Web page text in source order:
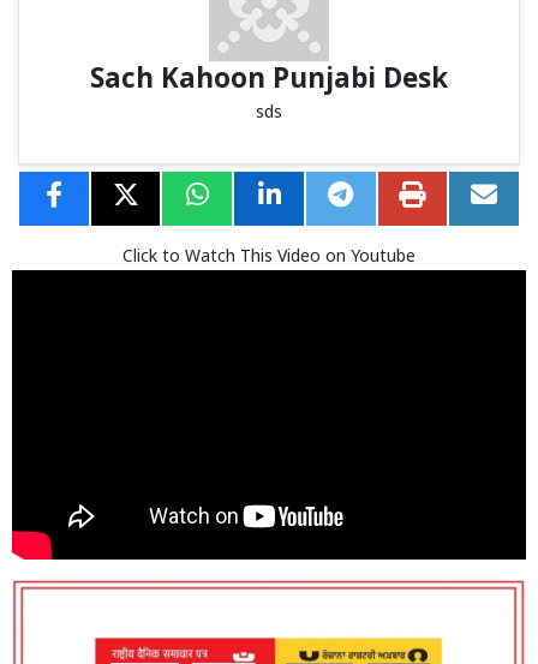
Sach Kahoon Punjabi Desk
sds
Click to Watch This Video on Youtube